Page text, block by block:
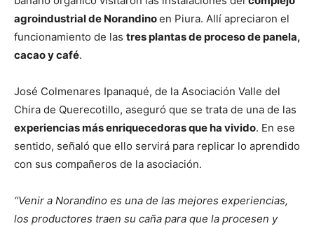
agroindustrial de Norandinoen Piura. Allí apreciaron el
funcionamiento de las tres plantas de proceso de panela,
cacao y café.
José Colmenares Ipanaqué, de la Asociación Valle del
Chira de Querecotillo, aseguró que se trata de una de las
experiencias más enriquecedoras que ha vivido. En ese
sentido, señaló que ello servirá para replicar lo aprendido
con sus compañeros de la asociación.
“Venir a Norandino es una de las mejores experiencias,
los productores traen su caña para que la procesen y